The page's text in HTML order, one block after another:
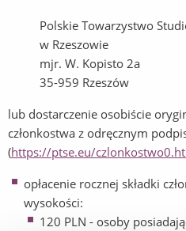
Polskie Towarzystwo
w Rzeszowie
mjr. W. Kopisto 2a
35-959 Rzeszów
lub dostarczenie osobiście
członkostwa z odręcznym
(https://ptse.eu/
opłacenie rocznej składki
wysokości:
120 PLN - osoby